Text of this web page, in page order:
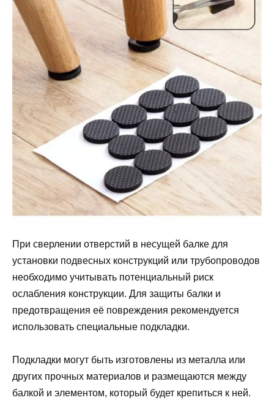
При сверлении отверстий в несущей балке для
установки подвесных конструкций или трубопроводов
необходимо учитывать потенциальный риск
ослабления конструкции. Для защиты балки и
предотвращения её повреждения рекомендуется
использовать специальные подкладки.
Подкладки могут быть изготовлены из металла или
других прочных материалов и размещаются между
балкой и элементом, который будет крепиться к ней.